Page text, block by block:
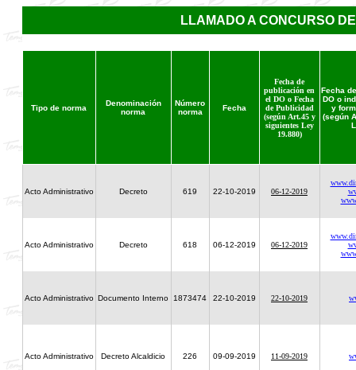
LLAMADO A CONCURSO
Tipo de norma
Denominación
norma
Número
norma
Fecha
Fecha de
publicación en
el DO o Fecha
de Publicidad
(según Art.45 y
siguientes Ley
19.880)
Fecha
DO o
y
(según
Acto Administrativo Decreto 619 22-10-2019 06-12-2019
Acto Administrativo Decreto 618 06-12-2019 06-12-2019
Acto Administrativo Documento Interno 1873474 22-10-2019 22-10-2019
Acto Administrativo Decreto Alcaldicio 226 09-09-2019 11-09-2019